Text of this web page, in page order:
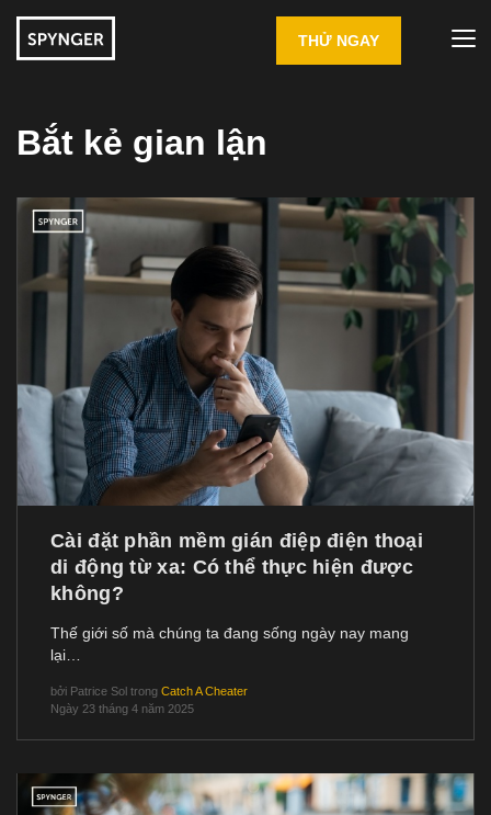
THỬ NGAY
Bắt kẻ gian lận
Cài đặt phần mềm gián điệp điện thoại
di động từ xa: Có thể thực hiện được
không?
Thế giới số mà chúng ta đang sống ngày nay mang
lại…
bởi Patrice Sol trong Catch A Cheater
Ngày 23 tháng 4 năm 2025